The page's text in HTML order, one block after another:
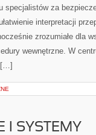
specjalistów za
interpretacji
zrozumiałe dla
wewnętrzne. W
[…]
I SYSTEMY